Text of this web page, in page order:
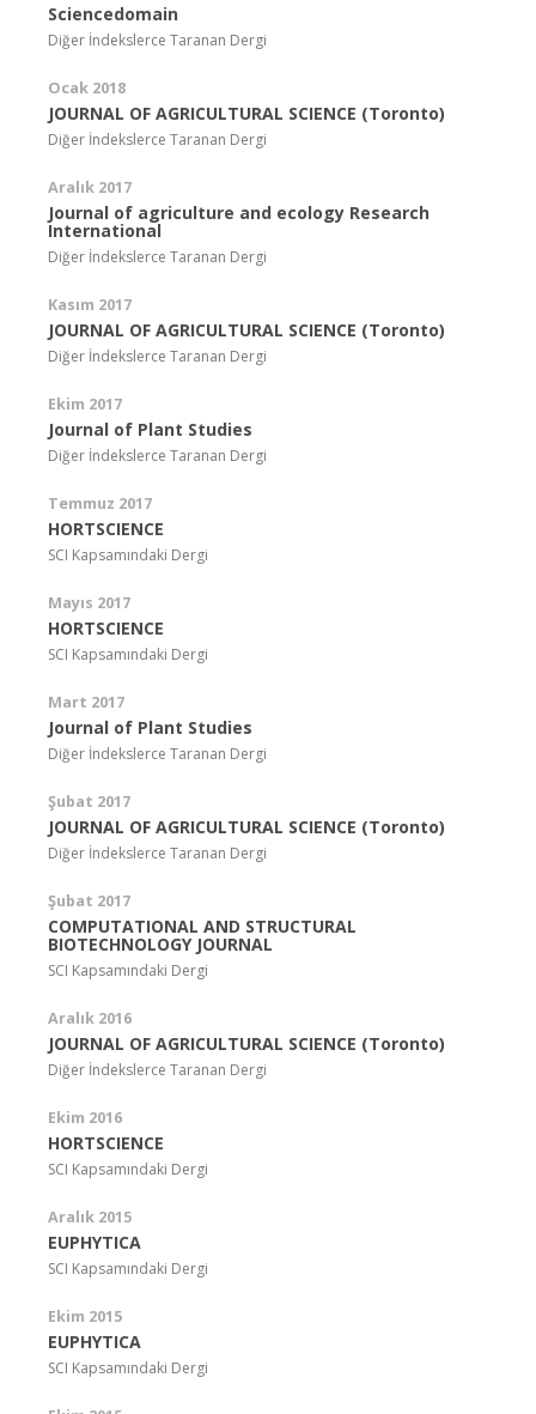
Sciencedomain
Diğer İndekslerce Taranan Dergi
Ocak 2018
JOURNAL OF AGRICULTURAL SCIENCE (Toronto)
Diğer İndekslerce Taranan Dergi
Aralık 2017
Journal of agriculture and ecology Research
International
Diğer İndekslerce Taranan Dergi
Kasım 2017
JOURNAL OF AGRICULTURAL SCIENCE (Toronto)
Diğer İndekslerce Taranan Dergi
Ekim 2017
Journal of Plant Studies
Diğer İndekslerce Taranan Dergi
Temmuz 2017
HORTSCIENCE
SCI Kapsamındaki Dergi
Mayıs 2017
HORTSCIENCE
SCI Kapsamındaki Dergi
Mart 2017
Journal of Plant Studies
Diğer İndekslerce Taranan Dergi
Şubat 2017
JOURNAL OF AGRICULTURAL SCIENCE (Toronto)
Diğer İndekslerce Taranan Dergi
Şubat 2017
COMPUTATIONAL AND STRUCTURAL
BIOTECHNOLOGY JOURNAL
SCI Kapsamındaki Dergi
Aralık 2016
JOURNAL OF AGRICULTURAL SCIENCE (Toronto)
Diğer İndekslerce Taranan Dergi
Ekim 2016
HORTSCIENCE
SCI Kapsamındaki Dergi
Aralık 2015
EUPHYTICA
SCI Kapsamındaki Dergi
Ekim 2015
EUPHYTICA
SCI Kapsamındaki Dergi